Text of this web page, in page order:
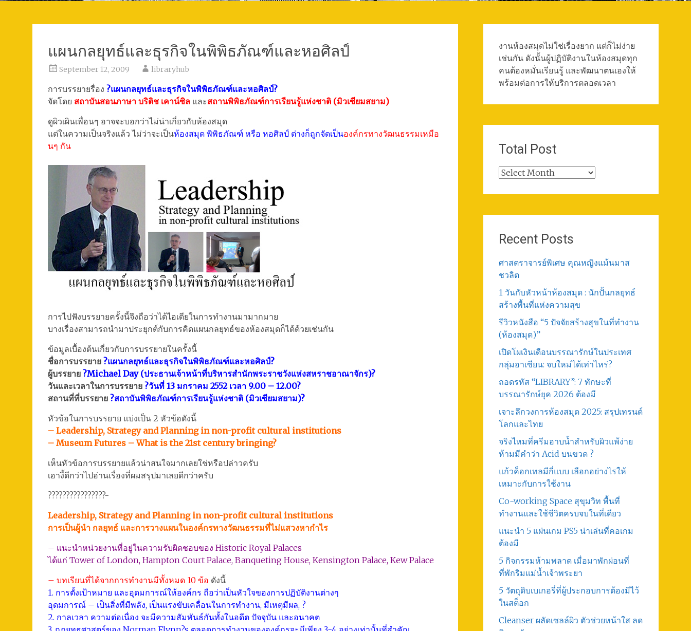
แผนกลยุทธ์และธุรกิจในพิพิธภัณฑ์และหอศิลป์
September 12, 2009 libraryhub
การบรรยายรื่อง ?แผนกลยุทธ์และธุรกิจในพิพิธภัณฑ์และหอศิลป์?
จัดโดย สถาบันสอนภาษา บริติช เคาน์ซิล และสถานพิพิธภัณฑ์การเรียนรู้แห่งชาติ (มิวเซียมสยาม)
ดูผิวเผินเพื่อนๆ อาจจะบอกว่าไม่น่าเกี่ยวกับห้องสมุด
แต่ในความเป็นจริงแล้ว ไม่ว่าจะเป็นห้องสมุด พิพิธภัณฑ์ หรือ หอศิลป์ ต่างก็ถูกจัดเป็นองค์กรทางวัฒนธรรมเหมือ
นๆ กัน
การไปฟังบรรยายครั้งนี้จึงถือว่าได้ไอเดียในการทำงานมามากมาย
บางเรื่องสามารถนำมาประยุกต์กับการคิดแผนกลยุทธ์ของห้องสมุดก็ได้ด้วยเช่นกัน
ข้อมูลเบื้องต้นเกี่ยวกับการบรรยายในครั้งนี้
ชื่อการบรรยาย ?แผนกลยุทธ์และธุรกิจในพิพิธภัณฑ์และหอศิลป์?
ผู้บรรยาย ?Michael Day (ประธานเจ้าหน้าที่บริหารสำนักพระราชวังแห่งสหราชอาณาจักร)?
วันและเวลาในการบรรยาย ?วันที่ 13 มกราคม 2552 เวลา 9.00 – 12.00?
สถานที่ที่บรรยาย ?สถาบันพิพิธภัณฑ์การเรียนรู้แห่งชาติ (มิวเซียมสยาม)?
หัวข้อในการบรรยาย แบ่งเป็น 2 หัวข้อดังนี้
– Leadership, Strategy and Planning in non-profit cultural institutions
– Museum Futures – What is the 21st century bringing?
เห็นหัวข้อการบรรยายแล้วน่าสนใจมากเลยใช่หรือปล่าวครับ
เอางี้ดีกว่าไปอ่านเรื่องที่ผมสรุปมาเลยดีกว่าครับ
????????????????-
Leadership, Strategy and Planning in non-profit cultural institutions
การเป็นผู้นำ กลยุทธ์ และการวางแผนในองค์กรทางวัฒนธรรมที่ไม่แสวงหากำไร
– แนะนำหน่วยงานที่อยู่ในความรับผิดชอบของ Historic Royal Palaces
ได้แก่ Tower of London, Hampton Court Palace, Banqueting House, Kensington Palace, Kew Palace
– บทเรียนที่ได้จากการทำงานมีทั้งหมด 10 ข้อ ดังนี้
1. การตั้งเป้าหมาย และอุดมการณ์ให้องค์กร ถือว่าเป็นหัวใจของการปฏิบัติงานต่างๆ
อุดมการณ์ – เป็นสิ่งที่มีพลัง, เป็นแรงขับเคลื่อนในการทำงาน, มีเหตุมีผล, ?
2. กาลเวลา ความต่อเนื่อง จะมีความสัมพันธ์กันทั้งในอดีต ปัจจุบัน และอนาคต
งานห้องสมุดไม่ใช่เรื่องยาก แต่ก็ไม่ง่าย
เช่นกัน ดังนั้นผู้ปฏิบัติงานในห้องสมุดทุก
คนต้องหมั่นเรียนรู้ และพัฒนาตนเองให้
พร้อมต่อการให้บริการตลอดเวลา
Total Post
Total
Recent Posts
ศาสตราจารย์พิเศษ คุณหญิงแม้นมาส
ชวลิต
1 วันกับหัวหน้าห้องสมุด : นักปั้นกลยุทธ์
สร้างพื้นที่แห่งความสุข
รีวิวหนังสือ “5 ปัจจัยสร้างสุขในที่ทำงาน
(ห้องสมุด)”
เปิดโผเงินเดือนบรรณารักษ์ในประเทศ
กลุ่มอาเซียน: จบใหม่ได้เท่าไหร่?
ถอดรหัส “LIBRARY”: 7 ทักษะที่
บรรณารักษ์ยุค 2026 ต้องมี
เจาะลึกวงการห้องสมุด 2025: สรุปเทรนด์
โลกและไทย
จริงไหมที่ครีมอาบน้ำสำหรับผิวแพ้ง่าย
ห้ามมีคำว่า Acid บนขวด ?
แก้วค็อกเทลมีกี่แบบ เลือกอย่างไรให้
เหมาะกับการใช้งาน
Co-working Space สุขุมวิท พื้นที่
ทำงานและใช้ชีวิตครบจบในที่เดียว
แนะนำ 5 แผ่นเกม PS5 น่าเล่นที่คอเกม
ต้องมี
5 กิจกรรมห้ามพลาด เมื่อมาพักผ่อนที่
ที่พักริมแม่น้ำเจ้าพระยา
5 วัตถุดิบเบเกอรี่ที่ผู้ประกอบการต้องมีไว้
ในสต็อก
Cleanser ผลัดเซลล์ผิว ตัวช่วยหน้าใส ลด